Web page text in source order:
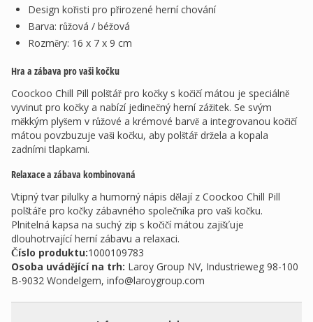
Design kořisti pro přirozené herní chování
Barva: růžová / béžová
Rozměry: 16 x 7 x 9 cm
Hra a zábava pro vaši kočku
Coockoo Chill Pill polštář pro kočky s kočičí mátou je speciálně
vyvinut pro kočky a nabízí jedinečný herní zážitek. Se svým
měkkým plyšem v růžové a krémové barvě a integrovanou kočičí
mátou povzbuzuje vaši kočku, aby polštář držela a kopala
zadními tlapkami.
Relaxace a zábava kombinovaná
Vtipný tvar pilulky a humorný nápis dělají z Coockoo Chill Pill
polštáře pro kočky zábavného společníka pro vaši kočku.
Plnitelná kapsa na suchý zip s kočičí mátou zajišťuje
dlouhotrvající herní zábavu a relaxaci.
Číslo produktu:1000109783
Osoba uvádějící na trh: Laroy Group NV, Industrieweg 98-100
B-9032 Wondelgem, info@laroygroup.com